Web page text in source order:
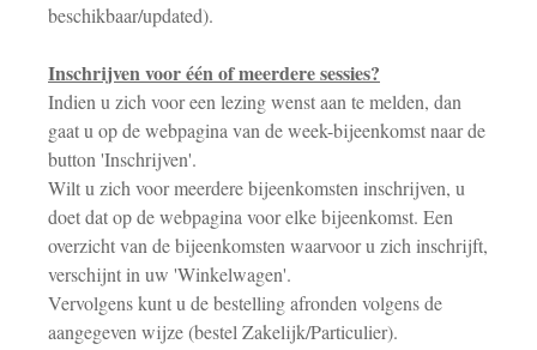
beschikbaar/updated).
Inschrijven voor één of meerdere sessies?
Indien u zich voor een lezing wenst aan te melden, dan
gaat u op de webpagina van de week-bijeenkomst naar de
button 'Inschrijven'.
Wilt u zich voor meerdere bijeenkomsten inschrijven, u
doet dat op de webpagina voor elke bijeenkomst. Een
overzicht van de bijeenkomsten waarvoor u zich inschrijft,
verschijnt in uw 'Winkelwagen'.
Vervolgens kunt u de bestelling afronden volgens de
aangegeven wijze (bestel Zakelijk/Particulier).